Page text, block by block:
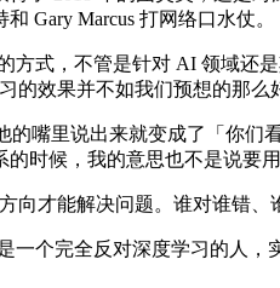
Gary Marcus 打网络口水仗。
式，不管是针对 AI 领域还
效果并不如我们预想的那
嘴里说出来就变成了「你们
时候，我的意思也不是说要
才能解决问题。谁对谁错、
个完全反对深度学习的人